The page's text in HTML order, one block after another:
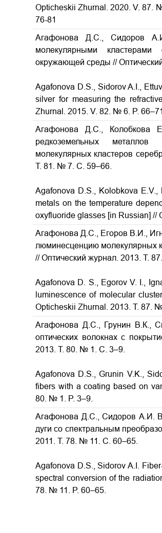
Opticheskii Zhurnal. 2020. V. 87.
76-81
Агафонова Д.С., Сидоров
молекулярными
окружающей среды //
Agafonova D.S., Sidorov A.I.,
silver for measuring the
Zhurnal. 2015. V. 82. № 6. P. 66–71.
Агафонова Д.С., Колобкова
редкоземельных
молекулярных кластеров
Т. 81. № 7. С. 59–66.
Agafonova D.S., Kolobkova E.V.,
metals on the temperature
oxyfluoride glasses [in Russian] //
Агафонова Д.С., Егоров В.И.,
люминесценцию молекулярных
// Оптический журнал. 2013. Т.
Agafonova D. S., Egorov V. I.,
luminescence of molecular
Opticheskii Zhurnal. 2013. Т. 87. №
Агафонова Д.С., Грунин В.К.,
оптических волокнах с
2013. Т. 80. № 1. С. 3–9.
Agafonova D.S., Grunin V.K.,
fibers with a coating based on
80. № 1. P. 3–9.
Агафонова Д.С., Сидоров А.И.
дуги со спектральным
2011. Т. 78. № 11. С. 60–65.
Agafonova D.S., Sidorov A.I.
spectral conversion of the
78. № 11. P. 60–65.